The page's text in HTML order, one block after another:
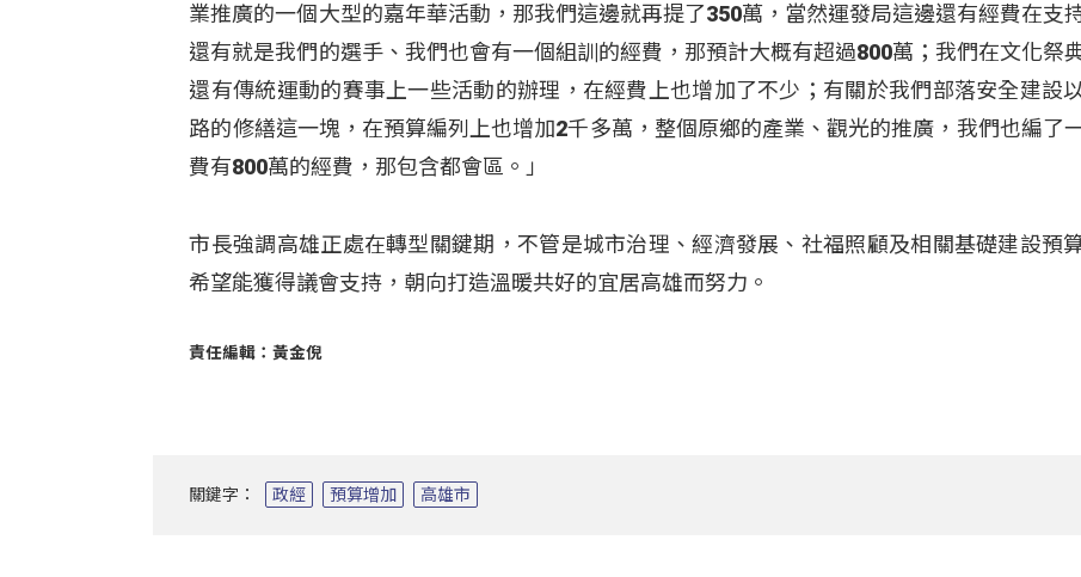
業推廣的一個大型的嘉年華活動，那我們這邊就再提了350萬，當然運發局這邊還有經費在支
還有就是我們的選手、我們也會有一個組訓的經費，那預計大概有超過800萬；我們在文化祭
還有傳統運動的賽事上一些活動的辦理，在經費上也增加了不少；有關於我們部落安全建設
路的修繕這一塊，在預算編列上也增加2千多萬，整個原鄉的產業、觀光的推廣，我們也編了
費有800萬的經費，那包含都會區。」
市長強調高雄正處在轉型關鍵期，不管是城市治理、經濟發展、社福照顧及相關基礎建設預
希望能獲得議會支持，朝向打造溫暖共好的宜居高雄而努力。
責任編輯：黃金倪
關鍵字： 政經 預算增加 高雄市